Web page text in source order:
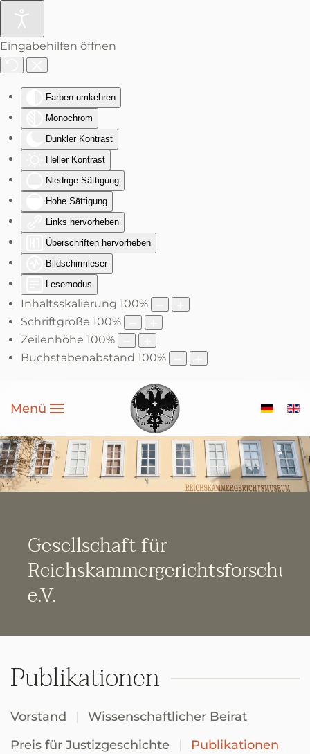
Eingabehilfen öffnen
Farben umkehren
Monochrom
Dunkler Kontrast
Heller Kontrast
Niedrige Sättigung
Hohe Sättigung
Links hervorheben
Überschriften hervorheben
Bildschirmleser
Lesemodus
Inhaltsskalierung 100%
Schriftgröße 100%
Zeilenhöhe 100%
Buchstabenabstand 100%
Zum Hauptinhalt springen
Menü
Gesellschaft für
Reichskammergerichtsforschung
e.V.
Publikationen
Vorstand
Wissenschaftlicher Beirat
Preis für Justizgeschichte
Publikationen